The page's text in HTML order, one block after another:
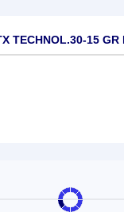
TECHNOL.30-15 GR